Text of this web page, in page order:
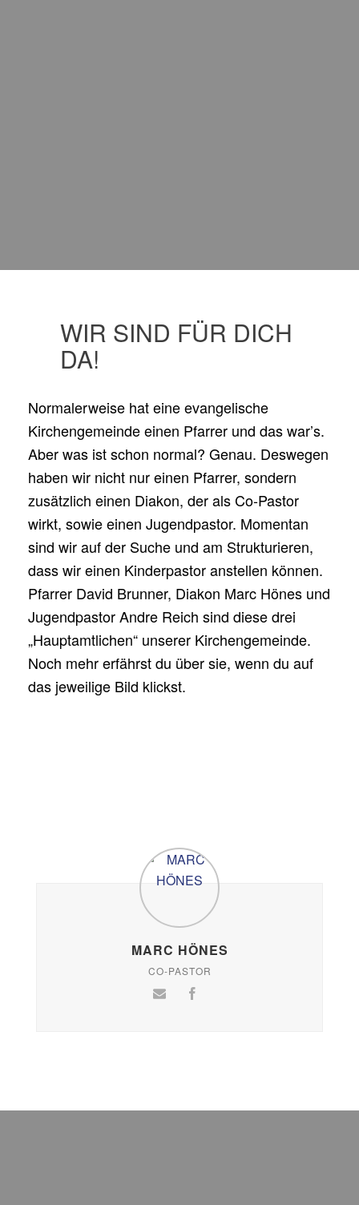
WIR SIND FÜR DICH
DA!
Normalerweise hat eine evangelische
Kirchengemeinde einen Pfarrer und das war’s.
Aber was ist schon normal? Genau. Deswegen
haben wir nicht nur einen Pfarrer, sondern
zusätzlich einen Diakon, der als Co-Pastor
wirkt, sowie einen Jugendpastor. Momentan
sind wir auf der Suche und am Strukturieren,
dass wir einen Kinderpastor anstellen können.
Pfarrer David Brunner, Diakon Marc Hönes und
Jugendpastor Andre Reich sind diese drei
„Hauptamtlichen“ unserer Kirchengemeinde.
Noch mehr erfährst du über sie, wenn du auf
das jeweilige Bild klickst.
MARC HÖNES
CO-PASTOR